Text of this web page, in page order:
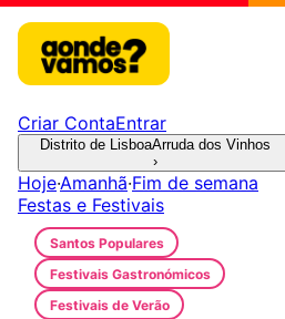
Criar ContaEntrar
Distrito de LisboaArruda dos Vinhos
›
Hoje·Amanhã·Fim de semana
Festas e Festivais
Santos Populares
Festivais Gastronómicos
Festivais de Verão